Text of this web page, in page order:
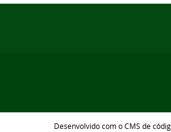
Desenvolvido com o CMS de